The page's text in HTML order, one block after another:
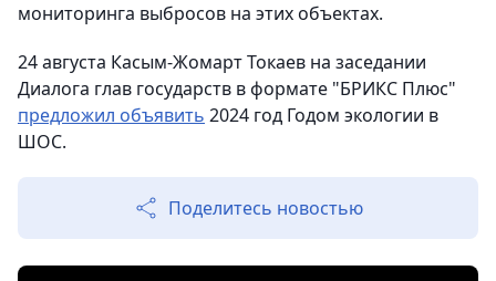
мониторинга выбросов на этих объектах.
24 августа Касым-Жомарт Токаев на заседании
Диалога глав государств в формате "БРИКС Плюс"
предложил объявить 2024 год Годом экологии в
ШОС.
Поделитесь новостью